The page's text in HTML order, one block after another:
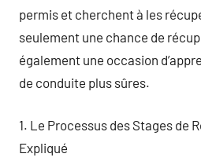
permis et cherchent à les
seulement une chance de
également une occasion
de conduite plus sûres.
1. Le Processus des Stages de
Expliqué